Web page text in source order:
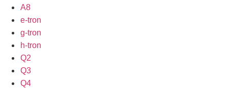
A8
e-tron
g-tron
h-tron
Q2
Q3
Q4